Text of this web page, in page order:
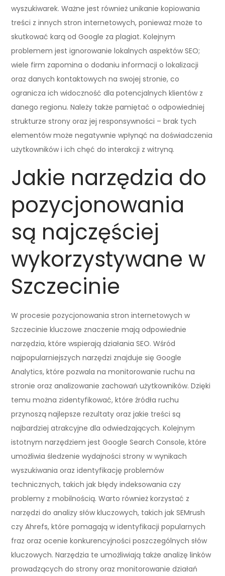
wyszukiwarek. Ważne jest również unikanie kopiowania
treści z innych stron internetowych, ponieważ może to
skutkować karą od Google za plagiat. Kolejnym
problemem jest ignorowanie lokalnych aspektów SEO;
wiele firm zapomina o dodaniu informacji o lokalizacji
oraz danych kontaktowych na swojej stronie, co
ogranicza ich widoczność dla potencjalnych klientów z
danego regionu. Należy także pamiętać o odpowiedniej
strukturze strony oraz jej responsywności – brak tych
elementów może negatywnie wpłynąć na doświadczenia
użytkowników i ich chęć do interakcji z witryną.
Jakie narzędzia do
pozycjonowania
są najczęściej
wykorzystywane w
Szczecinie
W procesie pozycjonowania stron internetowych w
Szczecinie kluczowe znaczenie mają odpowiednie
narzędzia, które wspierają działania SEO. Wśród
najpopularniejszych narzędzi znajduje się Google
Analytics, które pozwala na monitorowanie ruchu na
stronie oraz analizowanie zachowań użytkowników. Dzięki
temu można zidentyfikować, które źródła ruchu
przynoszą najlepsze rezultaty oraz jakie treści są
najbardziej atrakcyjne dla odwiedzających. Kolejnym
istotnym narzędziem jest Google Search Console, które
umożliwia śledzenie wydajności strony w wynikach
wyszukiwania oraz identyfikację problemów
technicznych, takich jak błędy indeksowania czy
problemy z mobilnością. Warto również korzystać z
narzędzi do analizy słów kluczowych, takich jak SEMrush
czy Ahrefs, które pomagają w identyfikacji popularnych
fraz oraz ocenie konkurencyjności poszczególnych słów
kluczowych. Narzędzia te umożliwiają także analizę linków
prowadzących do strony oraz monitorowanie działań